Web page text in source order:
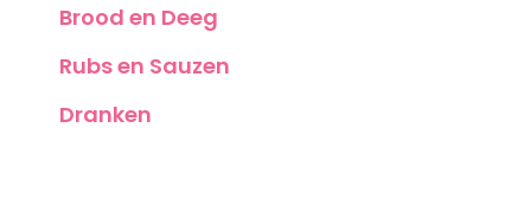
Brood en Deeg
Rubs en Sauzen
Dranken